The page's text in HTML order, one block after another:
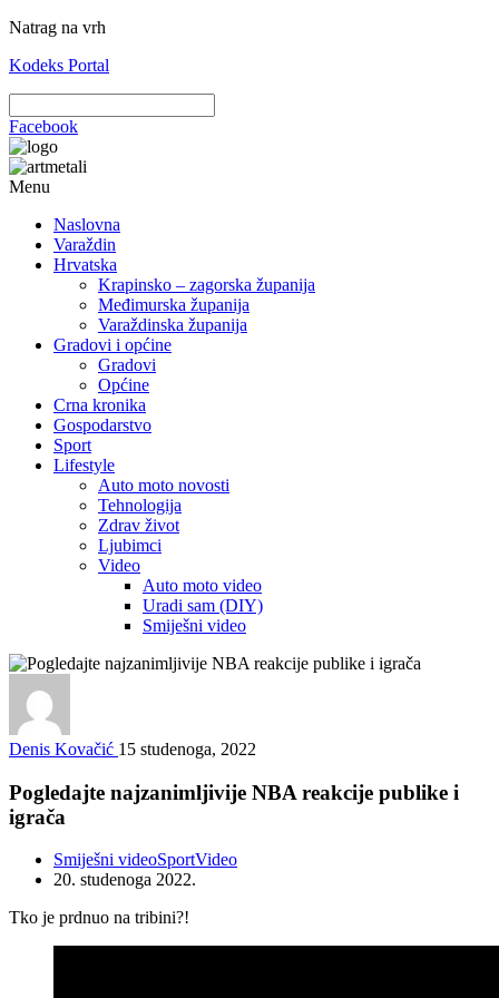
Natrag na vrh
Kodeks Portal
Facebook
Menu
Naslovna
Varaždin
Hrvatska
Krapinsko – zagorska županija
Međimurska županija
Varaždinska županija
Gradovi i općine
Gradovi
Općine
Crna kronika
Gospodarstvo
Sport
Lifestyle
Auto moto novosti
Tehnologija
Zdrav život
Ljubimci
Video
Auto moto video
Uradi sam (DIY)
Smiješni video
Denis Kovačić 15 studenoga, 2022
Pogledajte najzanimljivije NBA reakcije publike i
igrača
Smiješni videoSportVideo
20. studenoga 2022.
Tko je prdnuo na tribini?!